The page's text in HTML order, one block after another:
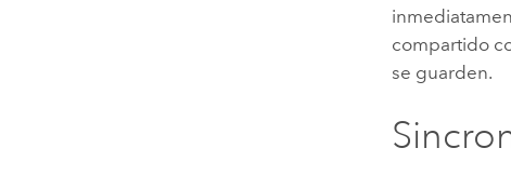
compartido
se guarden.